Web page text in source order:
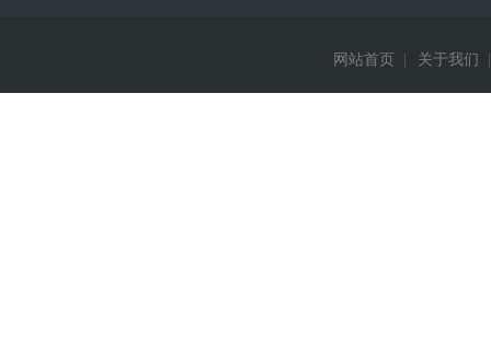
网站首页 关于我们